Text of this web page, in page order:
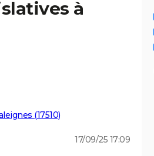
à
(17510)
17/09/25 17:09